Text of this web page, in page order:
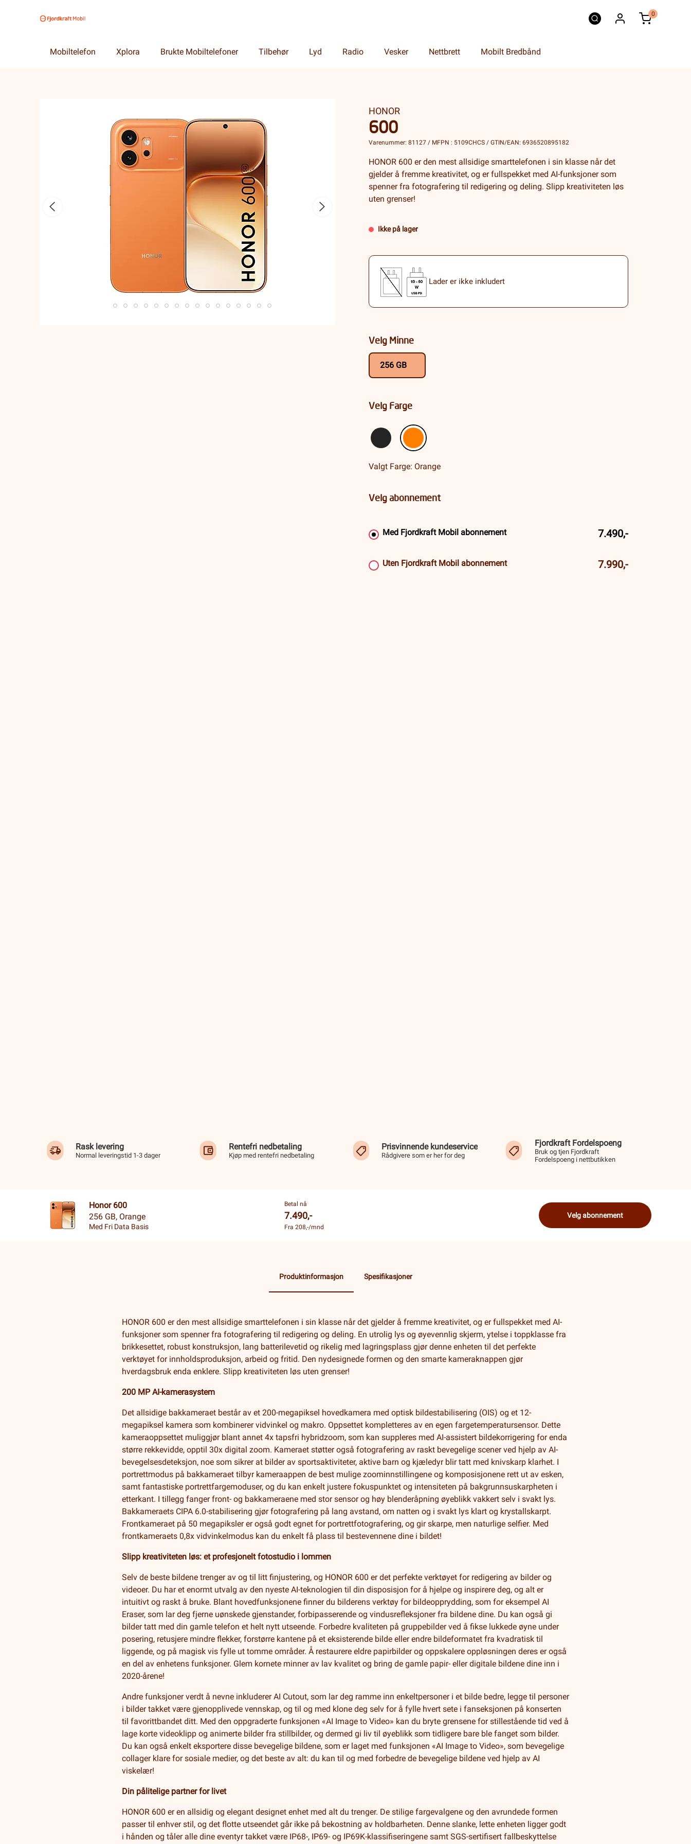
0
Mobiltelefon Xplora Brukte Mobiltelefoner Tilbehør Lyd Radio Vesker Nettbrett Mobilt Bredbånd
HONOR
600
Varenummer: 81127 / MFPN : 5109CHCS / GTIN/EAN: 6936520895182
HONOR 600 er den mest allsidige smarttelefonen i sin klasse når det
gjelder å fremme kreativitet, og er fullspekket med AI-funksjoner som
spenner fra fotografering til redigering og deling. Slipp kreativiteten løs
uten grenser!
Ikke på lager
Lader er ikke inkludert
Velg Minne
256 GB
Velg Farge
Valgt Farge: Orange
Velg abonnement
Med Fjordkraft Mobil abonnement 7.490,-
Uten Fjordkraft Mobil abonnement 7.990,-
Rask levering
Normal leveringstid 1-3 dager
Rentefri nedbetaling
Kjøp med rentefri nedbetaling
Prisvinnende kundeservice
Rådgivere som er her for deg
Fjordkraft Fordelspoeng
Bruk og tjen Fjordkraft
Fordelspoeng i nettbutikken
Honor 600
256 GB, Orange
Med Fri Data Basis
Betal nå
7.490,-
Fra 208,-/mnd
Velg abonnement
Produktinformasjon Spesifikasjoner
HONOR 600 er den mest allsidige smarttelefonen i sin klasse når det gjelder å fremme kreativitet, og er fullspekket med AI-
funksjoner som spenner fra fotografering til redigering og deling. En utrolig lys og øyevennlig skjerm, ytelse i toppklasse fra
brikkesettet, robust konstruksjon, lang batterilevetid og rikelig med lagringsplass gjør denne enheten til det perfekte
verktøyet for innholdsproduksjon, arbeid og fritid. Den nydesignede formen og den smarte kameraknappen gjør
hverdagsbruk enda enklere. Slipp kreativiteten løs uten grenser!
200 MP AI-kamerasystem
Det allsidige bakkameraet består av et 200-megapiksel hovedkamera med optisk bildestabilisering (OIS) og et 12-
megapiksel kamera som kombinerer vidvinkel og makro. Oppsettet kompletteres av en egen fargetemperatursensor. Dette
kameraoppsettet muliggjør blant annet 4x tapsfri hybridzoom, som kan suppleres med AI-assistert bildekorrigering for enda
større rekkevidde, opptil 30x digital zoom. Kameraet støtter også fotografering av raskt bevegelige scener ved hjelp av AI-
bevegelsesdeteksjon, noe som sikrer at bilder av sportsaktiviteter, aktive barn og kjæledyr blir tatt med knivskarp klarhet. I
portrettmodus på bakkameraet tilbyr kameraappen de best mulige zoominnstillingene og komposisjonene rett ut av esken,
samt fantastiske portrettfargemoduser, og du kan enkelt justere fokuspunktet og intensiteten på bakgrunnsuskarpheten i
etterkant. I tillegg fanger front- og bakkameraene med stor sensor og høy blenderåpning øyeblikk vakkert selv i svakt lys.
Bakkameraets CIPA 6.0-stabilisering gjør fotografering på lang avstand, om natten og i svakt lys klart og krystallskarpt.
Frontkameraet på 50 megapiksler er også godt egnet for portrettfotografering, og gir skarpe, men naturlige selfier. Med
frontkameraets 0,8x vidvinkelmodus kan du enkelt få plass til bestevennene dine i bildet!
Slipp kreativiteten løs: et profesjonelt fotostudio i lommen
Selv de beste bildene trenger av og til litt finjustering, og HONOR 600 er det perfekte verktøyet for redigering av bilder og
videoer. Du har et enormt utvalg av den nyeste AI-teknologien til din disposisjon for å hjelpe og inspirere deg, og alt er
intuitivt og raskt å bruke. Blant hovedfunksjonene finner du bilderens verktøy for bildeopprydding, som for eksempel AI
Eraser, som lar deg fjerne uønskede gjenstander, forbipasserende og vindusrefleksjoner fra bildene dine. Du kan også gi
bilder tatt med din gamle telefon et helt nytt utseende. Forbedre kvaliteten på gruppebilder ved å fikse lukkede øyne under
posering, retusjere mindre flekker, forstørre kantene på et eksisterende bilde eller endre bildeformatet fra kvadratisk til
liggende, og på magisk vis fylle ut tomme områder. Å restaurere eldre papirbilder og oppskalere oppløsningen deres er også
en del av enhetens funksjoner. Glem kornete minner av lav kvalitet og bring de gamle papir- eller digitale bildene dine inn i
2020-årene!
Andre funksjoner verdt å nevne inkluderer AI Cutout, som lar deg ramme inn enkeltpersoner i et bilde bedre, legge til personer
i bilder takket være gjenopplivede vennskap, og til og med klone deg selv for å fylle hvert sete i fanseksjonen på konserten
til favorittbandet ditt. Med den oppgraderte funksjonen «AI Image to Video» kan du bryte grensene for stillestående tid ved å
lage korte videoklipp og animerte bilder fra stillbilder, og dermed gi liv til øyeblikk som tidligere bare ble fanget som bilder.
Du kan også enkelt eksportere disse bevegelige bildene, som er laget med funksjonen «AI Image to Video», som bevegelige
collager klare for sosiale medier, og det beste av alt: du kan til og med forbedre de bevegelige bildene ved hjelp av AI
viskelær!
Din pålitelige partner for livet
HONOR 600 er en allsidig og elegant designet enhet med alt du trenger. De stilige fargevalgene og den avrundede formen
passer til enhver stil, og det flotte utseendet går ikke på bekostning av holdbarheten. Denne slanke, lette enheten ligger godt
i hånden og tåler alle dine eventyr takket være IP68-, IP69- og IP69K-klassifiseringene samt SGS-sertifisert fallbeskyttelse